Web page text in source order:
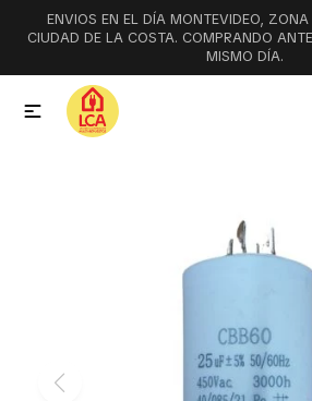
ENVIOS EN EL DÍA MONTEVIDEO,
CIUDAD DE LA COSTA. COMPRANDO
MISMO DÍA.

Menú
Lavadoras y lavavajillas